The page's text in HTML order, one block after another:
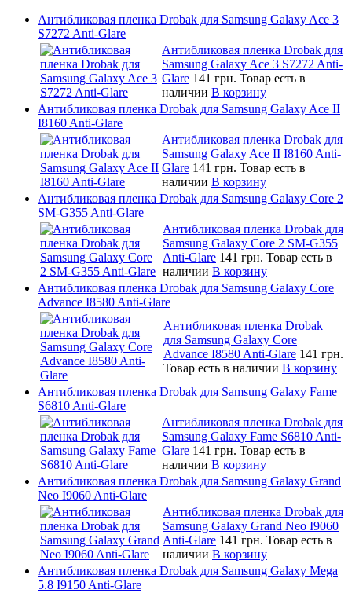
Антибликовая пленка Drobak для Samsung Galaxy Ace 3
S7272 Anti-Glare
Антибликовая пленка Drobak для
Samsung Galaxy Ace 3 S7272 Anti-
Glare 141 грн. Товар есть в
наличии В корзину
Антибликовая пленка Drobak для Samsung Galaxy Ace II
I8160 Anti-Glare
Антибликовая пленка Drobak для
Samsung Galaxy Ace II I8160 Anti-
Glare 141 грн. Товар есть в
наличии В корзину
Антибликовая пленка Drobak для Samsung Galaxy Core 2
SM-G355 Anti-Glare
Антибликовая пленка Drobak для
Samsung Galaxy Core 2 SM-G355
Anti-Glare 141 грн. Товар есть в
наличии В корзину
Антибликовая пленка Drobak для Samsung Galaxy Core
Advance I8580 Anti-Glare
Антибликовая пленка Drobak
для Samsung Galaxy Core
Advance I8580 Anti-Glare 141 грн.
Товар есть в наличии В корзину
Антибликовая пленка Drobak для Samsung Galaxy Fame
S6810 Anti-Glare
Антибликовая пленка Drobak для
Samsung Galaxy Fame S6810 Anti-
Glare 141 грн. Товар есть в
наличии В корзину
Антибликовая пленка Drobak для Samsung Galaxy Grand
Neo I9060 Anti-Glare
Антибликовая пленка Drobak для
Samsung Galaxy Grand Neo I9060
Anti-Glare 141 грн. Товар есть в
наличии В корзину
Антибликовая пленка Drobak для Samsung Galaxy Mega
5.8 I9150 Anti-Glare